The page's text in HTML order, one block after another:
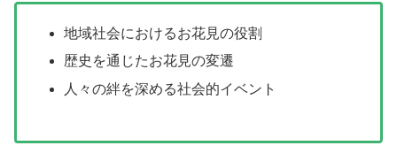
地域社会におけるお花見の役割
歴史を通じたお花見の変遷
人々の絆を深める社会的イベント